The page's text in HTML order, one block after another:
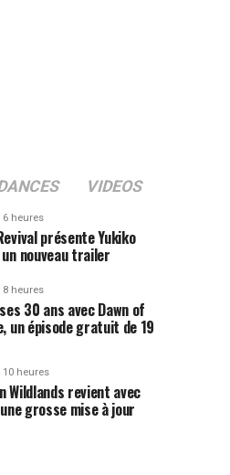
VIDEOS
6 heures
présente Yukiko
nouveau trailer
8 heures
30 ans avec Dawn of
un épisode gratuit de 19
10 heures
Wildlands revient avec
grosse mise à jour